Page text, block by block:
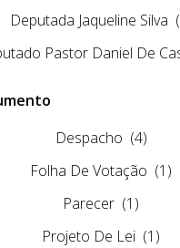
Deputada Jaqueline Silva
Pastor Daniel De
Despacho (4)
Folha De Votação (1)
Parecer (1)
Projeto De Lei (1)